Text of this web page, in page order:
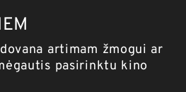
artimam žmogui ar
pasirinktu kino